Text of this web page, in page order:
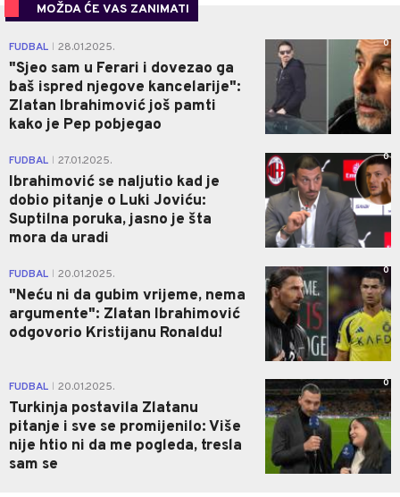
MOŽDA ĆE VAS ZANIMATI
FUDBAL 28.01.2025.
"Sjeo sam u Ferari i dovezao ga
baš ispred njegove kancelarije":
Zlatan Ibrahimović još pamti
kako je Pep pobjegao
0
FUDBAL 27.01.2025.
Ibrahimović se naljutio kad je
dobio pitanje o Luki Joviću:
Suptilna poruka, jasno je šta
mora da uradi
0
FUDBAL 20.01.2025.
"Neću ni da gubim vrijeme, nema
argumente": Zlatan Ibrahimović
odgovorio Kristijanu Ronaldu!
0
FUDBAL 20.01.2025.
Turkinja postavila Zlatanu
pitanje i sve se promijenilo: Više
nije htio ni da me pogleda, tresla
sam se
0